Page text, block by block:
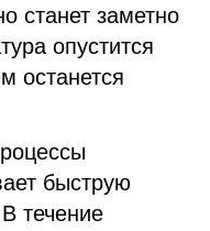
станет заметно
опустится
останется
быструю
течение